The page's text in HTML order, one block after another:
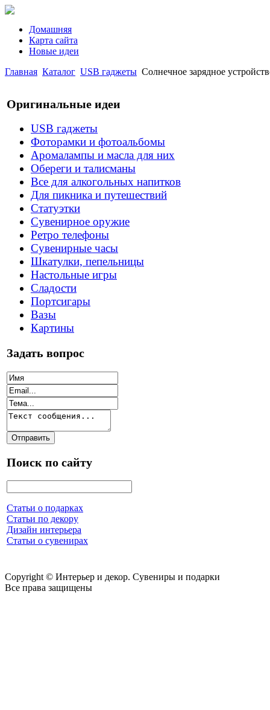
Домашняя
Карта сайта
Новые идеи
Главная Каталог USB гаджеты Солнечное зарядное
Оригинальные идеи
USB гаджеты
Фоторамки и фотоальбомы
Аромалампы и масла для них
Обереги и талисманы
Все для алкогольных напитков
Для пикника и путешествий
Статуэтки
Сувенирное оружие
Ретро телефоны
Сувенирные часы
Шкатулки, пепельницы
Настольные игры
Сладости
Портсигары
Вазы
Картины
Задать вопрос
Поиск по сайту
Статьи о подарках
Статьи по декору
Дизайн интерьера
Статьи о сувенирах
Copyright © Интерьер и декор. Сувениры и подарки
Все права защищены